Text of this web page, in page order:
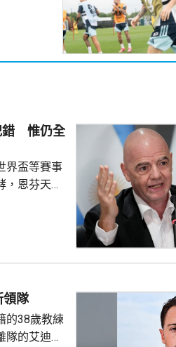
錯 惟仍全
界盃等賽事
恩芬天奴
誤及道
，但承認
關程序本
國際足協
領隊
的38歲教練
的艾迪賀